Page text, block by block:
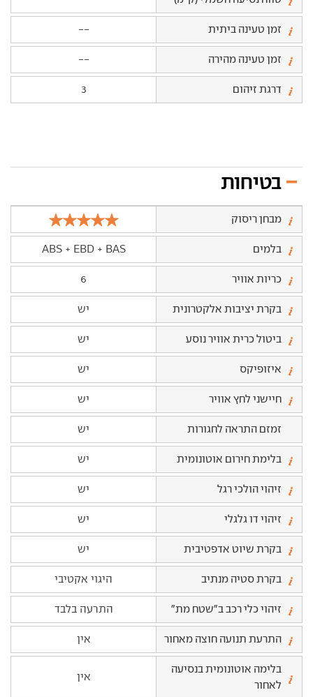
זמן טעינה ביתית --
זמן טעינה מהירה --
דרגת זיהום 3
בטיחות
מבחן ריסוק
בלמים ABS + EBD + BAS
כריות אוויר 6
בקרת יציבות אלקטרונית יש
ביטול כרית אוויר נוסע יש
איזופיקס יש
חיישני לחץ אוויר יש
זמזם התראה לחגורות יש
בלימת חירום אוטונומית יש
זיהוי הולכי רגל יש
זיהוי דו גלגלי יש
בקרת שיוט אדפטיבית יש
בקרת סטיה מנתיב היגוי אקטיבי
זיהוי כלי רכב ב"שטח מת" התרעה בלבד
התרעת תנועה חוצה מאחור אין
בלימה אוטונומית בנסיעה
לאחור
אין